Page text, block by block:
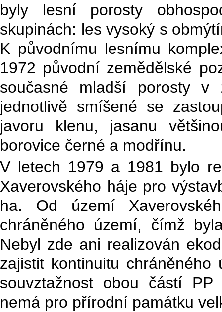
byly lesní porosty
skupinách: les vysoký s
K původnímu lesnímu
1972 původní zemědělské
současné mladší porosty
v
jednotlivě smíšené se
javoru klenu, jasanu
borovice černé a modřínu.
V letech 1979 a 1981 bylo
Xaverovského háje pro
ha. Od území
chráněného území, čímž
Nebyl zde ani realizován
zajistit kontinuitu
souvztažnost obou částí
nemá pro přírodní památku